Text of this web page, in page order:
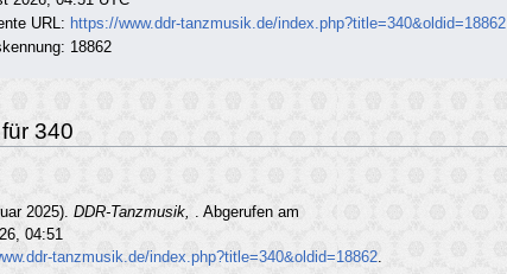
URL: https://www.ddr-tanzmusik.de/index.php?title=340&oldid=18862
18862
340
2025).DDR-Tanzmusik, . Abgerufen am
04:51
tanzmusik.de/index.php?title=340&oldid=18862.